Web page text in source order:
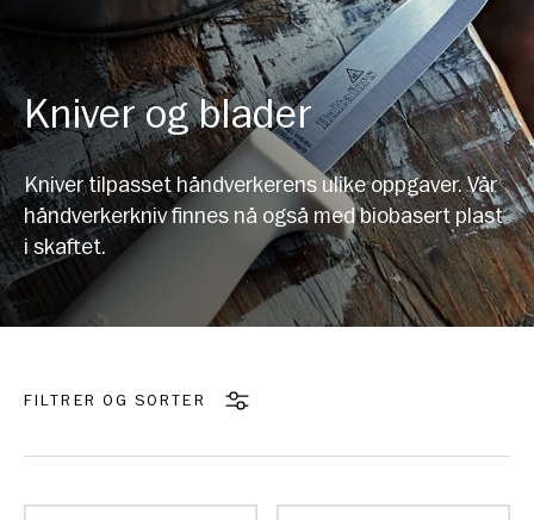
Kniver og blader
Kniver tilpasset håndverkerens ulike oppgaver. Vår
håndverkerkniv finnes nå også med biobasert plast
i skaftet.
FILTRER OG SORTER